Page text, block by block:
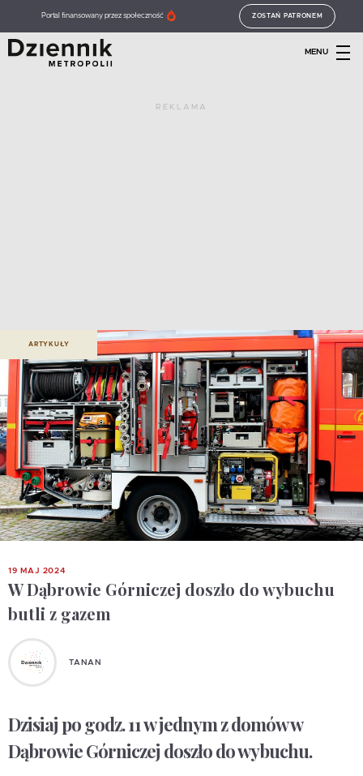
Portal finansowany przez społeczność ZOSTAŃ PATRONEM
MENU
REKLAMA
ARTYKUŁY
19 MAJ 2024
W Dąbrowie Górniczej doszło do wybuchu
butli z gazem
TANAN
Dzisiaj po godz. 11 w jednym z domów w
Dąbrowie Górniczej doszło do wybuchu.